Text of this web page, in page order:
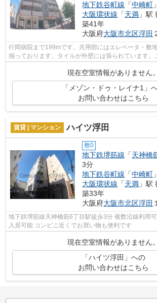
地下鉄谷町線 「中崎町
大阪環状線 「天満 」駅
築41年
大阪府大阪市北区浮田
行岡病院まで199mです。共用部にはエレベータ・敷
揃っております。タイルが外壁には張られています。
現在空室情報がありません。
「メゾン・ドゥ・レイナ1」
お問い合わせはこちら
賃貸 | マンション ハイツ浮田
敷0
地下鉄堺筋線 「天神橋
3分
地下鉄谷町線 「中崎町
大阪環状線 「天満 」駅
築33年
大阪府大阪市北区浮田
地下鉄堺筋線天神橋筋6丁目駅徒歩3分 複数沿線利用
入居可能 コンビニ近くでお買い物も便利です
現在空室情報がありません。
「ハイツ浮田」への
お問い合わせはこちら